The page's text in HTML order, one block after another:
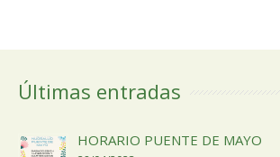
Últimas entradas
HORARIO PUENTE DE MAYO